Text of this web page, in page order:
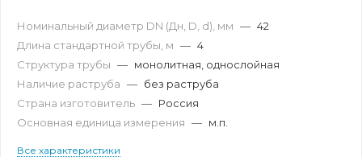
Номинальный диаметр DN (Дн, D, d), мм — 42
Длина стандартной трубы, м — 4
Структура трубы — монолитная, однослойная
Наличие раструба — без раструба
Страна изготовитель — Россия
Основная единица измерения — м.п.
Все характеристики